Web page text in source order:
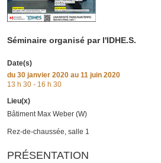
Séminaire organisé par l'IDHE.S.
Date(s)
du 30 janvier 2020 au 11 juin 2020
13 h 30 - 16 h 30
Lieu(x)
Bâtiment Max Weber (W)
Rez-de-chaussée, salle 1
PRÉSENTATION